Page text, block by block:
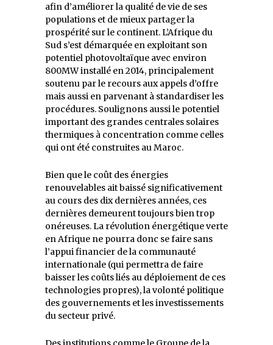
afin d’améliorer la qualité de vie de ses
populations et de mieux partager la
prospérité sur le continent. L’Afrique du
Sud s’est démarquée en exploitant son
potentiel photovoltaïque avec environ
800MW installé en 2014, principalement
soutenu par le recours aux appels d’offre
mais aussi en parvenant à standardiser les
procédures. Soulignons aussi le potentiel
important des grandes centrales solaires
thermiques à concentration comme celles
qui ont été construites au Maroc.
Bien que le coût des énergies
renouvelables ait baissé significativement
au cours des dix dernières années, ces
dernières demeurent toujours bien trop
onéreuses. La révolution énergétique verte
en Afrique ne pourra donc se faire sans
l’appui financier de la communauté
internationale (qui permettra de faire
baisser les coûts liés au déploiement de ces
technologies propres), la volonté politique
des gouvernements et les investissements
du secteur privé.